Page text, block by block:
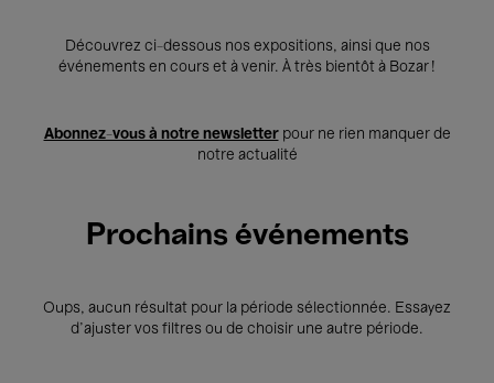
Découvrez ci-dessous nos expositions, ainsi que nos
événements en cours et à venir. À très bientôt à Bozar !
Abonnez-vous à notre newsletterpour ne rien manquer de
notre actualité
Prochains événements
Oups, aucun résultat pour la période sélectionnée. Essayez
d’ajuster vos filtres ou de choisir une autre période.